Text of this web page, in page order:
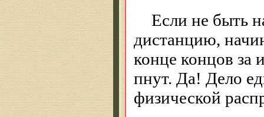
Если не быть
дистанцию,
конце концов за
пнут. Да! Дело
физической